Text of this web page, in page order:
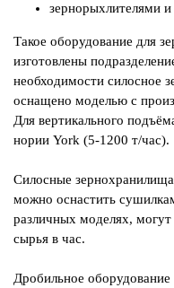
зернорыхлителями и
Такое оборудование для
изготовлены
необходимости силосное
оснащено моделью с
Для вертикального
нории York (5-1200 т/час).
Силосные
можно оснастить
различных моделях,
сырья в час.
Дробильное